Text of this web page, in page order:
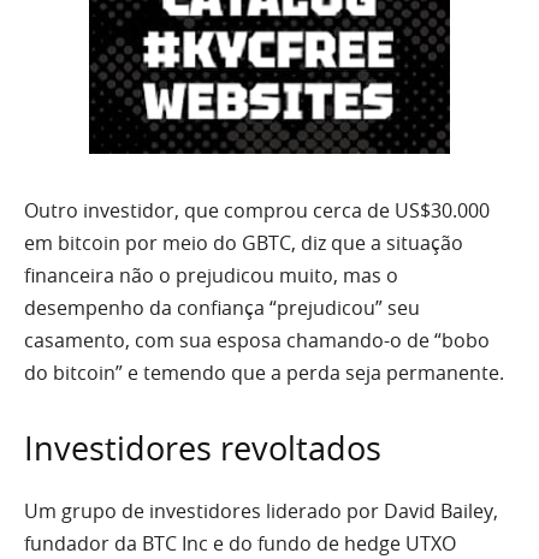
Outro investidor, que comprou cerca de US$30.000
em bitcoin por meio do GBTC, diz que a situação
financeira não o prejudicou muito, mas o
desempenho da confiança “prejudicou” seu
casamento, com sua esposa chamando-o de “bobo
do bitcoin” e temendo que a perda seja permanente.
Investidores revoltados
Um grupo de investidores liderado por David Bailey,
fundador da BTC Inc e do fundo de hedge UTXO